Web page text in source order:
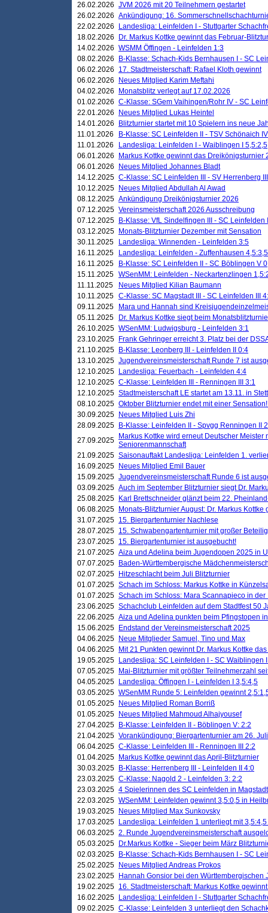
26.02.2026 JVM 2026 mit 20 Teilnehmern gestartet
26.02.2026 Ankündigung: 16.
22.02.2026
Landesliga: Leinfelden I - Stuttgarter
18.02.2026
Dr. Markus Kottke gewinnt das Februar-
14.02.2026 WSMM Öffingen - Leinfelden 1:3
08.02.2026
B-Klasse: Schach-Kids Bernhausen I - SC
06.02.2026
17. Stadtmeisterschaft: Rafael Kloth gewinnt
06.02.2026
Neues Mitglied Karim Meftahi
04.02.2026
Monatsblitz verlegt auf 17.02.2026
01.02.2026 C-Klasse: SGem Vaihingen/Rohr IV - SC
22.01.2026
Neues Mitglied Lukas Heintel
14.01.2026
Blitzturnier startet mit 10 Spielern ins neue
11.01.2026
B-Klasse: SC Leinfelden II - TSV Schönaich
11.01.2026
Landesliga: Leinfelden I - Waiblingen I 5,5:2,5
06.01.2026
Markus Kottke gewinnt das Dreikönigsturnier
06.01.2026
Neues Mitglied Johannes Bladt
14.12.2025 C-Klasse: SC Leinfelden III - SV Herrenberg
10.12.2025
Neues Mitglied Abdullah Al Awad
08.12.2025 Ankündigung Dreikönigsturnier 2026
07.12.2025 Vereinsmeisterschaft 2026 Ausschreibung
07.12.2025
B-Klasse: VfL Sindelfingen III - SC Leinfelden
03.12.2025
Monats-Blitzturnier Dezember mit Sensation
30.11.2025
Landesliga: Winnenden - Leinfelden 3:5
16.11.2025
Landesliga: Leinfelden - Zuffenhausen 4,5:3,5
16.11.2025
B-Klasse: SC Leinfelden II - SC Böblingen V
15.11.2025 WSenMM: Leinfelden - Neckartenzlingen
11.11.2025
Neues Mitglied Kilian Baumann
10.11.2025 C-Klasse: SC Magstadt III - SC Leinfelden III
09.11.2025
Mara und Hannah sind
05.11.2025
Dr. Markus Kottke siegt beim
26.10.2025 WSenMM: Ludwigsburg - Leinfelden 3:1
23.10.2025
Frank Gehringer erreicht 3. Platz bei der
21.10.2025
B-Klasse: Leonberg III - Leinfelden II 0:4
13.10.2025 Jugendvereinsmeisterschaft Runde 7 ist
12.10.2025
Landesliga: Feuerbach - Leinfelden 4:4
12.10.2025 C-Klasse: Leinfelden III - Renningen III 3:1
12.10.2025 Stadtmeisterschaft LE startet am 13.11. in
08.10.2025 Oktober Blitzturnier endet mit einer
30.09.2025
Neues Mitglied Luis Zhi
28.09.2025
B-Klasse: Leinfelden II - Spvgg Renningen II
27.09.2025
Markus Kottke wird erneut Deutscher Meister
Seniorenmannschaft
21.09.2025 Saisonauftakt Landesliga: Leinfelden 1.
16.09.2025
Neues Mitglied Emil Bauer
15.09.2025 Jugendvereinsmeisterschaft Runde 6 ist
03.09.2025 Auch im September Blitzturnier siegt Dr.
25.08.2025
Karl Brettschneider glänzt beim 22.
06.08.2025
Monats-Blitzturnier August: Dr. Markus Kottke
31.07.2025 15. Biergartenturnier Nachlese
28.07.2025 15. Schwabengartenturnier mit großer
23.07.2025 15. Biergartenturnier ist ausgebucht!
21.07.2025 Aiza und Adelina beim Jugendopen 2025 in
07.07.2025
Baden-Württembergische
02.07.2025
Hitzeschlacht beim Juli Blitzturnier
01.07.2025 Schach im Schloss: Markus Kottke in
01.07.2025 Schach im Schloss: Mara Scannapieco in der
23.06.2025 Schachclub Leinfelden auf dem Stadtfest 50
22.06.2025 Aiza und Adelina punkten beim Pfingstopen
15.06.2025
Endstand der Vereinsmeisterschaft 2025
04.06.2025
Neue Mitglieder Samuel, Tino und Max
04.06.2025
Mit 21 Punkten gewinnt Dr. Markus Kottke
19.05.2025
Landesliga: SC Leinfelden I - SC Waiblingen
07.05.2025
Mai-Blitzturnier mit größter Teilnehmerzahl
04.05.2025
Landesliga: Öffingen I - Leinfelden I 3,5:4,5
03.05.2025 WSenMM Runde 5: Leinfelden gewinnt
01.05.2025
Neues Mitglied Roman Borriß
01.05.2025
Neues Mitglied Mahmoud Alhajyousef
27.04.2025
B-Klasse: Leinfelden II - Böblingen V: 2:2
21.04.2025 Vorankündigung: Biergartenturnier am 26. Juli
06.04.2025 C-Klasse: Leinfelden III - Renningen III 2:2
01.04.2025
Markus Kottke gewinnt das April-Blitzturnier
30.03.2025
B-Klasse: Herrenberg III - Leinfelden II 4:0
23.03.2025 C-Klasse: Nagold 2 - Leinfelden 3: 2:2
23.03.2025 4 Spielerinnen des SC Leinfelden in Magstadt
22.03.2025 WSenMM: Leinfelden gewinnt 3,5:0,5 in
19.03.2025
Neues Mitglied Max Sunkovsky
17.03.2025
Landesliga: Leinfelden 1 unterliegt mit
06.03.2025 2. Runde Jugendvereinsmeisterschaft
05.03.2025
Dr.Markus Kottke - Sieger beim März
02.03.2025
B-Klasse: Schach-Kids Bernhausen I - SC
25.02.2025
Neues Mitglied Andreas Prokos
23.02.2025
Hannah Gonsior bei den Württembergischen
19.02.2025 16. Stadtmeisterschaft: Markus Kottke
16.02.2025
Landesliga: Leinfelden I - Stuttgarter
09.02.2025 C-Klasse: Leinfelden 3 unterliegt den